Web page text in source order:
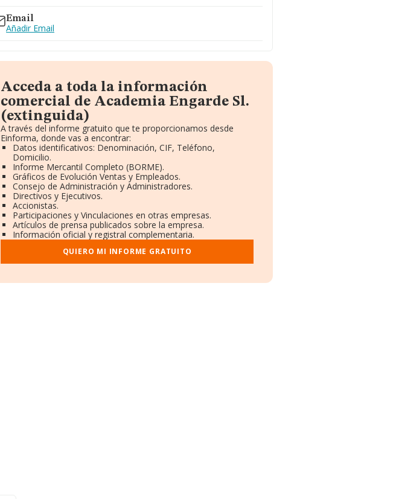
Email
Añadir Email
Acceda a toda la información
comercial de Academia Engarde Sl.
(extinguida)
A través del informe gratuito que te proporcionamos desde
Einforma, donde vas a encontrar:
Datos identificativos: Denominación, CIF, Teléfono,
Domicilio.
Informe Mercantil Completo (BORME).
Gráficos de Evolución Ventas y Empleados.
Consejo de Administración y Administradores.
Directivos y Ejecutivos.
Accionistas.
Participaciones y Vinculaciones en otras empresas.
Artículos de prensa publicados sobre la empresa.
Información oficial y registral complementaria.
QUIERO MI INFORME GRATUITO